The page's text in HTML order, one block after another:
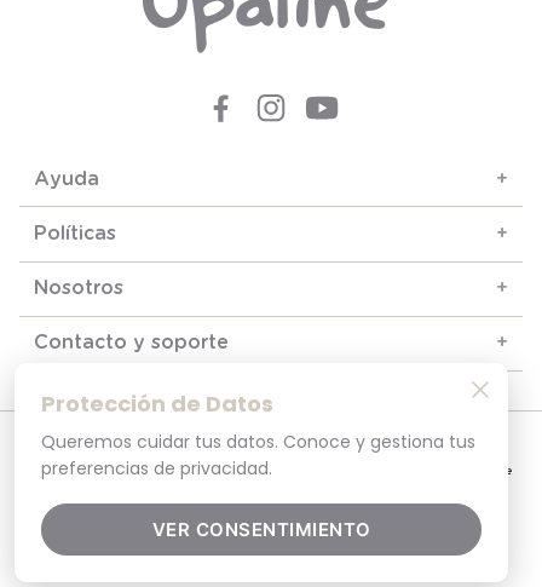
Protección de Datos
Queremos cuidar tus datos. Conoce y gestiona tus
preferencias de privacidad.
VER CONSENTIMIENTO
Ayuda +
Políticas +
Nosotros +
Contacto y soporte +
© 2025. Todos los derechos reservados
Por tu seguridad, recuerda revisar siempre en tu navegador que el sitio que
visitas sea la versión oficial. La dirección opaline.cl es la única del sitio oficial de
opaline.cl es 100% seguro.